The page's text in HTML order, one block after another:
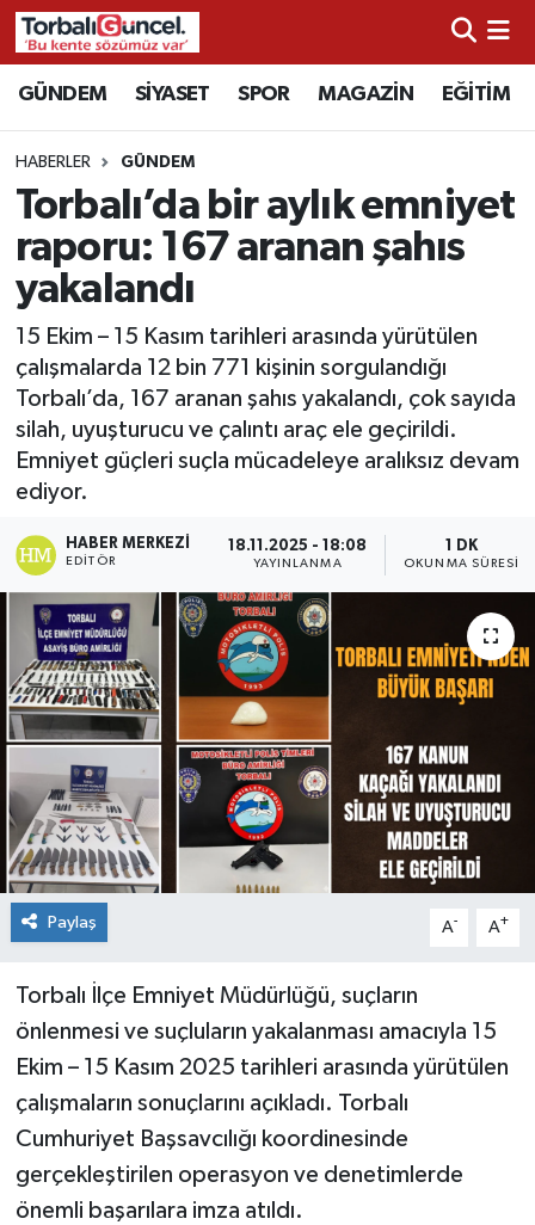
GÜNDEM SİYASET SPOR MAGAZİN EĞİTİM
HABERLER GÜNDEM
Torbalı’da bir aylık emniyet
raporu: 167 aranan şahıs
yakalandı
15 Ekim – 15 Kasım tarihleri arasında yürütülen
çalışmalarda 12 bin 771 kişinin sorgulandığı
Torbalı’da, 167 aranan şahıs yakalandı, çok sayıda
silah, uyuşturucu ve çalıntı araç ele geçirildi.
Emniyet güçleri suçla mücadeleye aralıksız devam
ediyor.
HABER MERKEZI
EDITÖR
18.11.2025 - 18:08
YAYINLANMA
1 DK
OKUNMA SÜRESI
Paylaş A- A+
Torbalı İlçe Emniyet Müdürlüğü, suçların
önlenmesi ve suçluların yakalanması amacıyla 15
Ekim – 15 Kasım 2025 tarihleri arasında yürütülen
çalışmaların sonuçlarını açıkladı. Torbalı
Cumhuriyet Başsavcılığı koordinesinde
gerçekleştirilen operasyon ve denetimlerde
önemli başarılara imza atıldı.
İzmir Nöbetçi Eczaneler
İzmir Hava Durumu
İzmir Namaz Vakitleri
İzmir Trafik Yoğunluk Haritası
Süper Lig Puan Durumu ve Fikstür
Tüm Manşetler
Son Dakika Haberleri